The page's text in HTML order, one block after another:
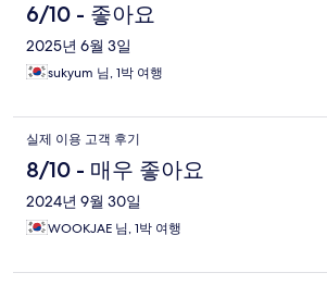
6/10 - 좋아요
2025년 6월 3일
sukyum 님, 1박 여행
실제 이용 고객 후기
8/10 - 매우 좋아요
2024년 9월 30일
WOOKJAE 님, 1박 여행